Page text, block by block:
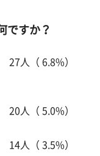
ですか？
（ 6.8%）
人（ 5.0%）
人（ 3.5%）